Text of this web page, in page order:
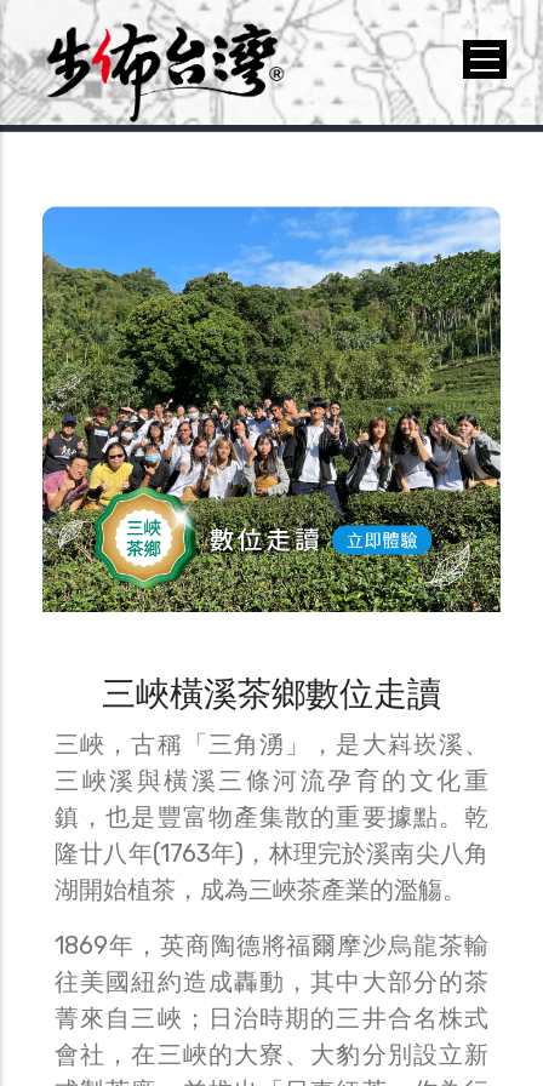
三峽橫溪茶鄉數位走讀
三峽，古稱「三角湧」，是大嵙崁溪、
三峽溪與橫溪三條河流孕育的文化重
鎮，也是豐富物產集散的重要據點。乾
隆廿八年(1763年)，林理完於溪南尖八角
湖開始植茶，成為三峽茶產業的濫觴。
1869年，英商陶德將福爾摩沙烏龍茶輸
往美國紐約造成轟動，其中大部分的茶
菁來自三峽；日治時期的三井合名株式
會社，在三峽的大寮、大豹分別設立新